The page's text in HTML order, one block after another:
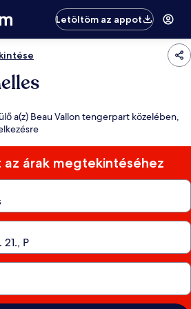
Letöltöm az appot
a(z) Beau Vallon tengerpart közelében,
az árak megtekintéséhez